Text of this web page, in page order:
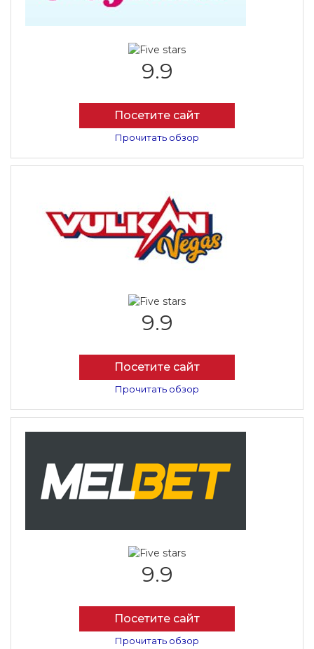
9.9
Посетите сайт
Прочитать обзор
9.9
Посетите сайт
Прочитать обзор
9.9
Посетите сайт
Прочитать обзор